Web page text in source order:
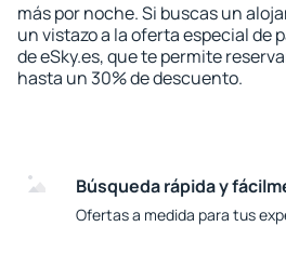
más por noche. Si buscas un
un vistazo a la oferta especial de
de eSky.es, que te permite
hasta un 30% de descuento.
Búsqueda rápida y
Ofertas a medida para tus